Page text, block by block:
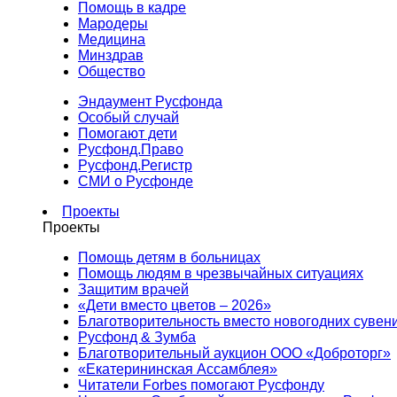
Помощь в кадре
Мародеры
Медицина
Минздрав
Общество
Эндаумент Русфонда
Особый случай
Помогают дети
Русфонд.Право
Русфонд.Регистр
СМИ о Русфонде
Проекты
Проекты
Помощь детям в больницах
Помощь людям в чрезвычайных ситуациях
Защитим врачей
«Дети вместо цветов – 2026»
Благотворительность вместо новогодних
Русфонд & Зумба
Благотворительный аукцион ООО «Доброторг»
«Екатерининская Ассамблея»
Читатели Forbes помогают Русфонду